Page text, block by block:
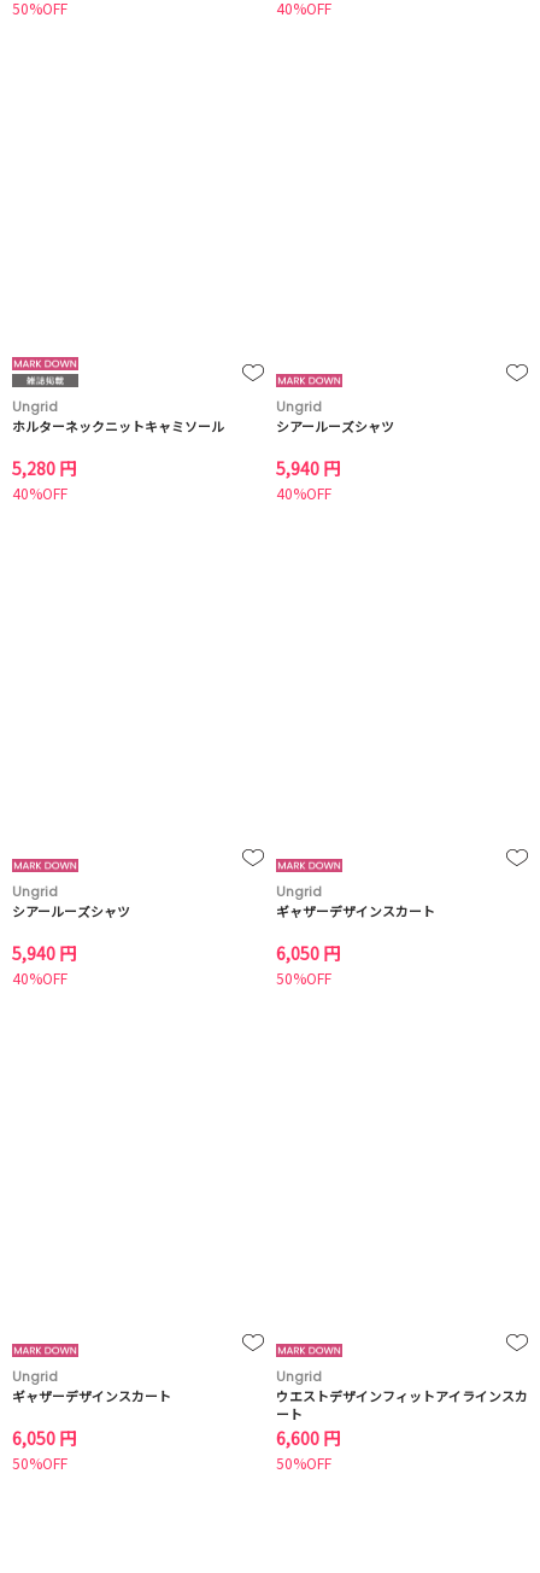
50%OFF 40%OFF
Ungrid
ホルターネックニットキャミソール
5,280 円
40%OFF
Ungrid
シアールーズシャツ
5,940 円
40%OFF
Ungrid
シアールーズシャツ
5,940 円
40%OFF
Ungrid
ギャザーデザインスカート
6,050 円
50%OFF
Ungrid
ギャザーデザインスカート
6,050 円
50%OFF
Ungrid
ウエストデザインフィットアイラインスカ
ート
6,600 円
50%OFF